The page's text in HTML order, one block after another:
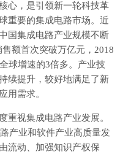
心，是引领新一轮科技革
重要的集成电路市场。近
国集成电路产业规模不断
额首次突破万亿元，2018
球增速的3倍多。产业技
续提升，较好地满足了新
用需求。
重视集成电路产业发展。
产业和软件产业高质量发
流动、加强知识产权保